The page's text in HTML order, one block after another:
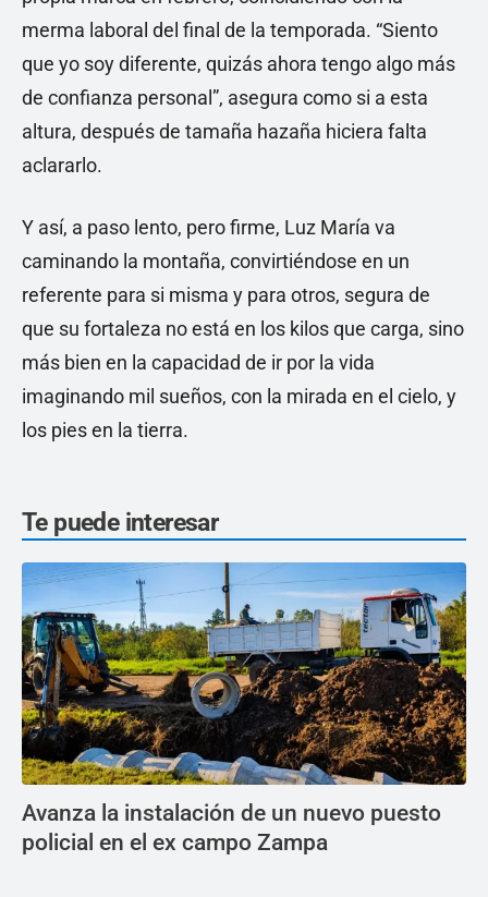
merma laboral del final de la temporada. “Siento
que yo soy diferente, quizás ahora tengo algo más
de confianza personal”, asegura como si a esta
altura, después de tamaña hazaña hiciera falta
aclararlo.
Y así, a paso lento, pero firme, Luz María va
caminando la montaña, convirtiéndose en un
referente para si misma y para otros, segura de
que su fortaleza no está en los kilos que carga, sino
más bien en la capacidad de ir por la vida
imaginando mil sueños, con la mirada en el cielo, y
los pies en la tierra.
Te puede interesar
Avanza la instalación de un nuevo puesto
policial en el ex campo Zampa